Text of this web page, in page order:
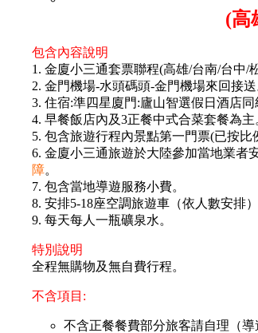
(高
包含內容說明
1. 金廈小三通套票聯程(高雄/台南/台中/
2. 金門機場-水頭碼頭-金門機場來回接
3. 住宿:準四星廈門:廬山智選假日酒店同
4. 早餐飯店內及3正餐中式合菜套餐為主
5. 包含旅遊行程內景點第一門票(已按比
6. 金廈小三通旅遊於大陸參加當地業者
障。
7. 包含當地導遊服務小費。
8. 安排5-18座空調旅遊車（依人數安排
9. 每天每人一瓶礦泉水。
特別說明
全程無購物及無自費行程。
不含項目:
不含正餐餐費部分旅客請自理（導